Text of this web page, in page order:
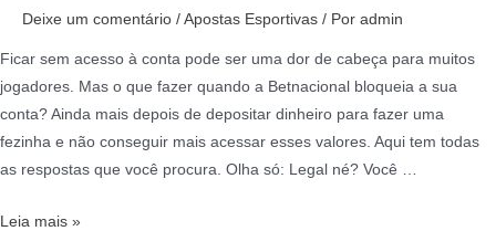
Deixe um comentário / Apostas Esportivas / Por admin
Ficar sem acesso à conta pode ser uma dor de cabeça para muitos
jogadores. Mas o que fazer quando a Betnacional bloqueia a sua
conta? Ainda mais depois de depositar dinheiro para fazer uma
fezinha e não conseguir mais acessar esses valores. Aqui tem todas
as respostas que você procura. Olha só: Legal né? Você …
Leia mais »